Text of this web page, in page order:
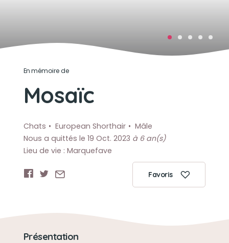
En mémoire de
Mosaïc
Chats European Shorthair
Mâle
Nous a quittés le 19 Oct. 2023 à 6 an(s)
Lieu de vie : Marquefave
Favoris
Présentation